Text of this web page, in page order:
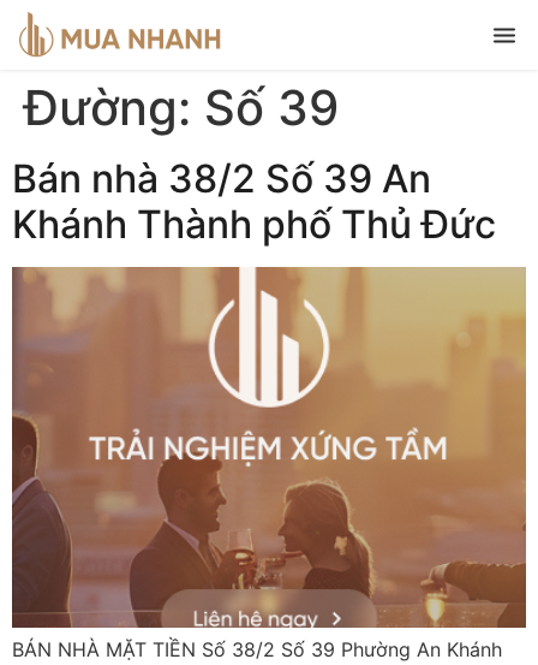
Đường: Số 39
Bán nhà 38/2 Số 39 An
Khánh Thành phố Thủ Đức
BÁN NHÀ MẶT TIỀN Số 38/2 Số 39 Phường An Khánh